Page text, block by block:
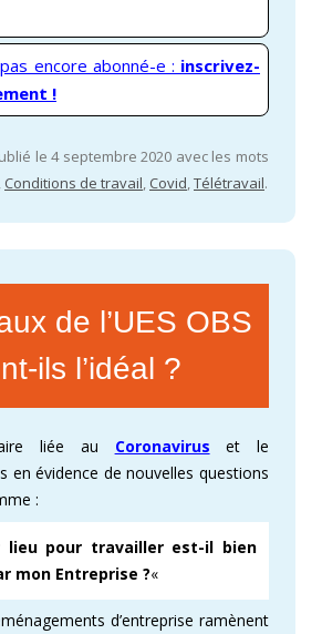
encore abonné-e : inscrivez-
!
le 4 septembre 2020 avec les mots
, Conditions de travail, Covid,Télétravail.
de l’UES OBS
ils l’idéal ?
liée au Coronavirus et le
en évidence de nouvelles questions
:
lieu pour travailler est-il bien
mon Entreprise ?«
d’entreprise ramènent